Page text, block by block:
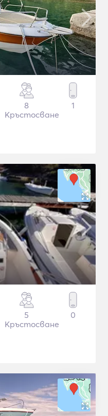
8
Кръстосване
1
5
Кръстосване
0